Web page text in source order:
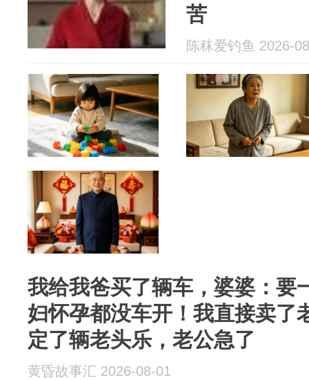
苦
陈秣爱钓鱼 2026-
我给我爸买了辆车，婆婆：要
妇怀孕都没车开！我直接卖了
定了辆老头乐，老公急了
黄昏故事汇 2026-08-01